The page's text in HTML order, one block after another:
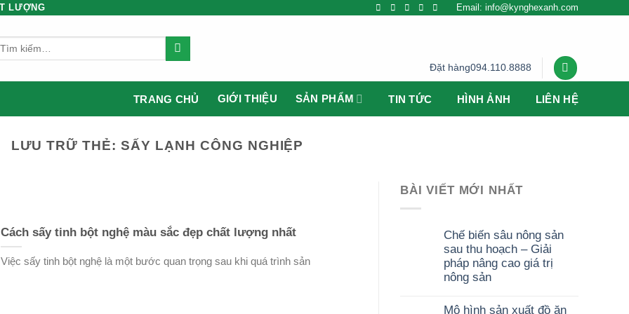
LƯỢNG Email: info@kynghexanh.com
Đặt hàng094.110.8888
TRANG CHỦ GIỚI THIỆU SẢN PHẨM TIN TỨC HÌNH ẢNH LIÊN HỆ
LƯU TRỮ THẺ:SẤY LẠNH CÔNG NGHIỆP
Cách sấy tinh bột nghệ màu sắc đẹp chất lượng nhất
Việc sấy tinh bột nghệ là một bước quan trọng sau khi quá trình sản
BÀI VIẾT MỚI NHẤT
Chế biến sâu nông sản
sau thu hoạch – Giải
pháp nâng cao giá trị
nông sản
Mô hình sản xuất đồ ăn